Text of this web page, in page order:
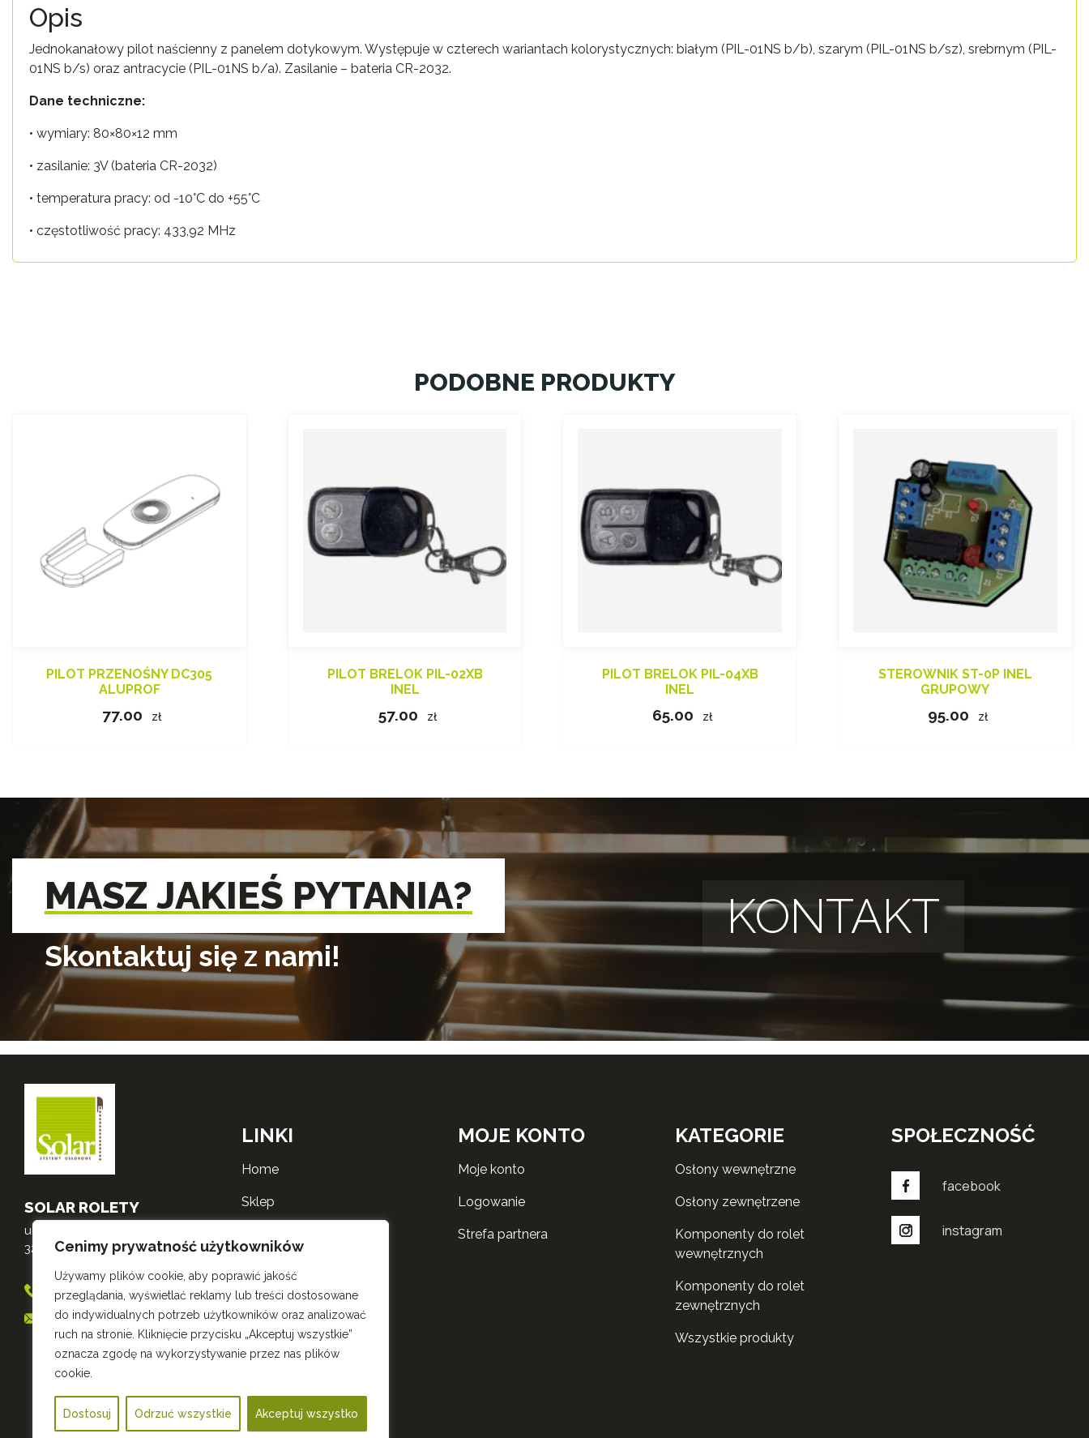
Cenimy prywatność użytkowników
Używamy plików cookie, aby poprawić jakość
przeglądania, wyświetlać reklamy lub treści dostosowane
do indywidualnych potrzeb użytkowników oraz analizować
ruch na stronie. Kliknięcie przycisku „Akceptuj wszystkie”
oznacza zgodę na wykorzystywanie przez nas plików
cookie.
Dostosuj Odrzuć wszystkie Akceptuj wszystko
Opis
Jednokanałowy pilot naścienny z panelem dotykowym. Występuje w czterech wariantach kolorystycznych: białym (PIL-01NS b/b), szarym (PIL-01NS b/sz), srebrnym (PIL-
01NS b/s) oraz antracycie (PIL-01NS b/a). Zasilanie – bateria CR-2032.
Dane techniczne:
• wymiary: 80×80×12 mm
• zasilanie: 3V (bateria CR-2032)
• temperatura pracy: od -10°C do +55°C
• częstotliwość pracy: 433,92 MHz
PODOBNE PRODUKTY
PILOT PRZENOŚNY DC305
ALUPROF
77.00 zł
PILOT BRELOK PIL-02XB
INEL
57.00 zł
PILOT BRELOK PIL-04XB
INEL
65.00 zł
STEROWNIK ST-0P INEL
GRUPOWY
95.00 zł
MASZ JAKIEŚ PYTANIA?
Skontaktuj się z nami!
KONTAKT
SOLAR ROLETY
ul. Mikołajska 3
32-600 Oświęcim
698 556 530
sklep@roletysolar.pl
LINKI
home
sklep
kontakt
polityka zwrotów
polityka prywatności
MOJE KONTO
moje konto
logowanie
strefa partnera
KATEGORIE
osłony wewnętrzne
osłony zewnętrzene
komponenty do rolet
wewnętrznych
komponenty do rolet
zewnętrznych
wszystkie produkty
SPOŁECZNOŚĆ
facebook
instagram